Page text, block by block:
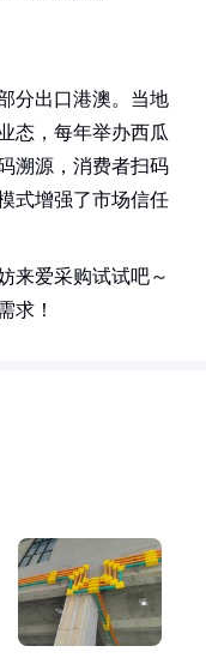
分出口港澳。当地
态，每年举办西瓜
溯源，消费者扫码
式增强了市场信任
来爱采购试试吧～
求！